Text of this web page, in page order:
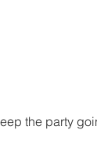
the party